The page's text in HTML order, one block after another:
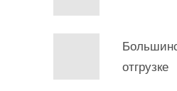
отгрузке